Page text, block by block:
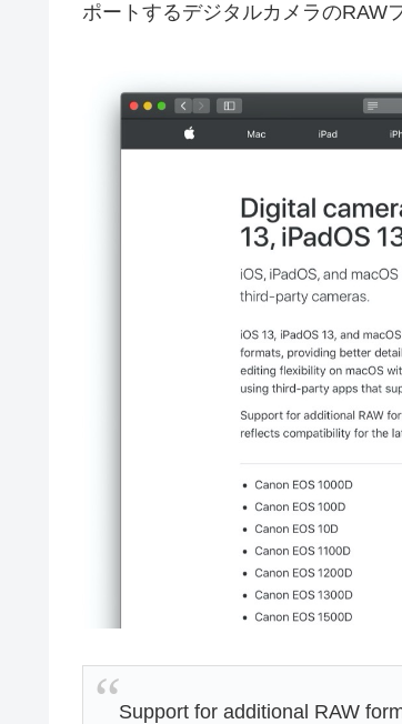
ポートするデジタルカメラのRAW
Support for additional RAW